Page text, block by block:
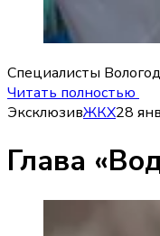
Специалисты
Читать полностью
ЭксклюзивЖКХ28
Глава